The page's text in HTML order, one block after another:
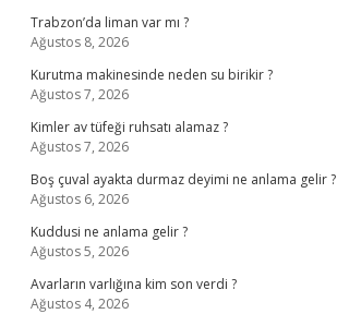
Trabzon’da liman var mı ?
Ağustos 8, 2026
Kurutma makinesinde neden su birikir ?
Ağustos 7, 2026
Kimler av tüfeği ruhsatı alamaz ?
Ağustos 7, 2026
Boş çuval ayakta durmaz deyimi ne anlama gelir ?
Ağustos 6, 2026
Kuddusi ne anlama gelir ?
Ağustos 5, 2026
Avarların varlığına kim son verdi ?
Ağustos 4, 2026